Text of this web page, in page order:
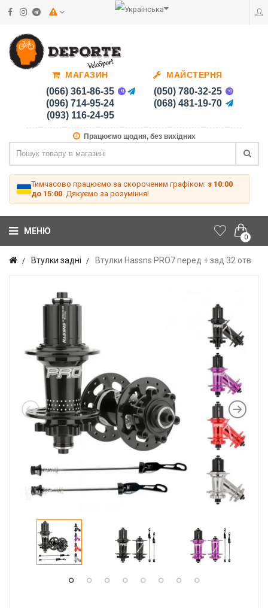
МАГАЗИН
(066) 361-86-35
(096) 714-95-24
(093) 116-24-95
МАЙСТЕРНЯ
(050) 780-32-25
(068) 481-19-70
Працюємо щодня, без вихідних
Тимчасово працюємо за скороченим графіком: з 10:00
до 15:00 . Дякуємо за розуміння!
0
МЕНЮ
Втулки задні Втулки Hassns PRO7 перед + зад 32 отв.